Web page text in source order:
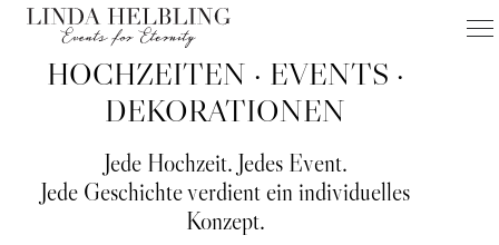
FÜR KARLSRUHE & UMGEBUNG
HOCHZEITEN
EVENTS
DEKORATIONEN
Hochzeitsplanerin Karlsruhe & Eventagentur für einzigartige
HOCHZEITEN · EVENTS ·
DEKORATIONEN
Jede Hochzeit. Jedes Event.
Jede Geschichte verdient ein individuelles
Konzept.